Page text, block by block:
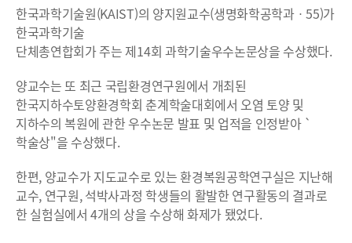
한국과학기술원(KAIST)의 양지원교수(생명화학공학과ㆍ55)가
한국과학기술
단체총연합회가 주는 제14회 과학기술우수논문상을 수상했다.
양교수는 또 최근 국립환경연구원에서 개최된
한국지하수토양환경학회 춘계학술대회에서 오염 토양 및
지하수의 복원에 관한 우수논문 발표 및 업적을 인정받아 `
학술상"을 수상했다.
한편, 양교수가 지도교수로 있는 환경복원공학연구실은 지난해
교수, 연구원, 석박사과정 학생들의 활발한 연구활동의 결과로
한 실험실에서 4개의 상을 수상해 화제가 됐었다.